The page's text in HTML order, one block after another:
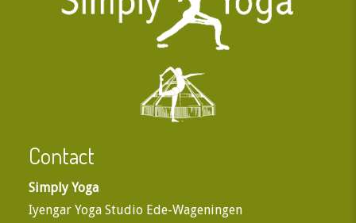
Contact
Simply Yoga
Iyengar Yoga Studio Ede-Wageningen